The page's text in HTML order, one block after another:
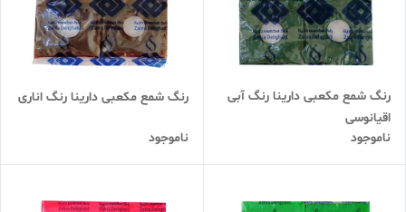
رنگ شمع مکعبی دارینا رنگ آبی
اقیانوسی
ناموجود
رنگ شمع مکعبی دارینا رنگ اناری
ناموجود